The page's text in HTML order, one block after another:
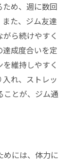
ため、週に数回
た、ジム友達
ら続けやすく
成度合いを定
維持しやすく
れ、ストレッ
ことが、ジム通
めには、体力に